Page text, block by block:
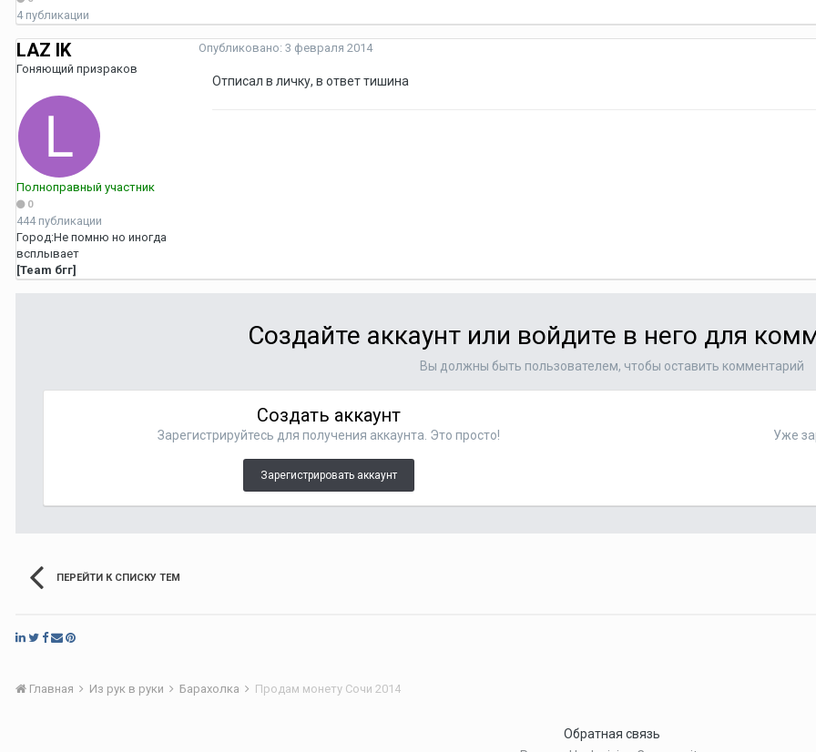
4 публикации
LAZ IK
Гоняющий призраков
Полноправный участник
0
444 публикации
Город:Не помню но иногда
всплывает
[Team бгг]
Опубликовано: 3 февраля 2014
Отписал в личку, в ответ тишина
Создайте аккаунт или войдите в него для
Вы должны быть пользователем, чтобы оставить комментарий
Создать аккаунт
Зарегистрируйтесь для получения аккаунта. Это просто!
Зарегистрировать аккаунт
Уже
ПЕРЕЙТИ К СПИСКУ ТЕМ
Главная Из рук в руки Барахолка Продам монету Сочи 2014
Обратная связь